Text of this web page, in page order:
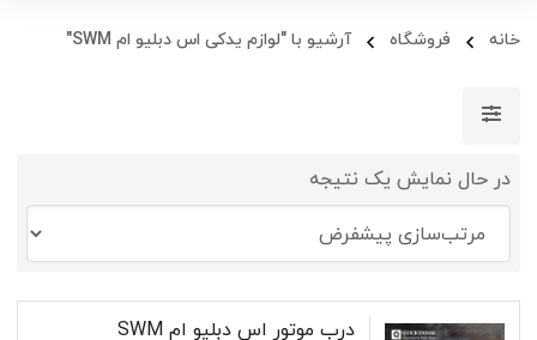
خانه فروشگاه آرشیو با "لوازم یدکی اس دبلیو ام SWM"
در حال نمایش یک نتیجه
درب موتور اس دبلیو ام SWM